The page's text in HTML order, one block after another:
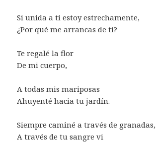
Si unida a ti estoy estrechamente,
¿Por qué me arrancas de ti?
Te regalé la flor
De mi cuerpo,
A todas mis mariposas
Ahuyenté hacia tu jardín.
Siempre caminé a través de granadas,
A través de tu sangre vi